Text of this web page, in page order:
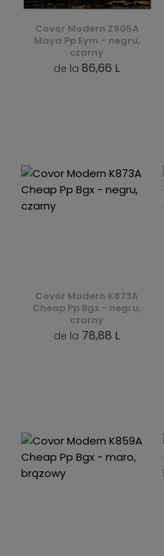
Covor Modern Z905A
Maya Pp Eym - negru,
czarny
de la 86,66 L
Covor Modern K873A
Cheap Pp Bgx - negru,
czarny
de la 78,88 L